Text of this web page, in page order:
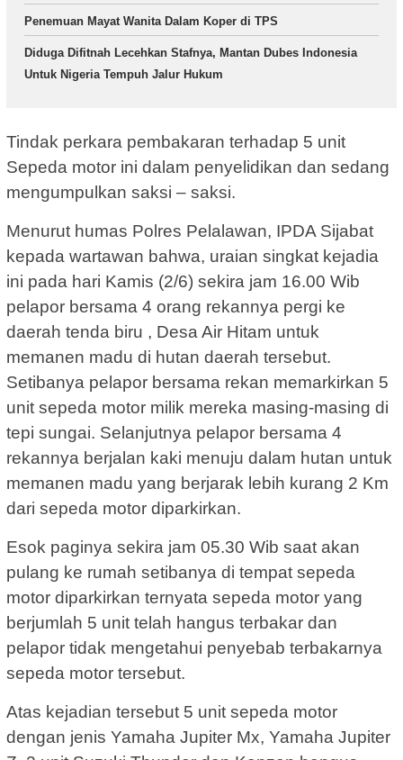
Penemuan Mayat Wanita Dalam Koper di TPS
Diduga Difitnah Lecehkan Stafnya, Mantan Dubes Indonesia
Untuk Nigeria Tempuh Jalur Hukum
Tindak perkara pembakaran terhadap 5 unit
Sepeda motor ini dalam penyelidikan dan sedang
mengumpulkan saksi – saksi.
Menurut humas Polres Pelalawan, IPDA Sijabat
kepada wartawan bahwa, uraian singkat kejadia
ini pada hari Kamis (2/6) sekira jam 16.00 Wib
pelapor bersama 4 orang rekannya pergi ke
daerah tenda biru , Desa Air Hitam untuk
memanen madu di hutan daerah tersebut.
Setibanya pelapor bersama rekan memarkirkan 5
unit sepeda motor milik mereka masing-masing di
tepi sungai. Selanjutnya pelapor bersama 4
rekannya berjalan kaki menuju dalam hutan untuk
memanen madu yang berjarak lebih kurang 2 Km
dari sepeda motor diparkirkan.
Esok paginya sekira jam 05.30 Wib saat akan
pulang ke rumah setibanya di tempat sepeda
motor diparkirkan ternyata sepeda motor yang
berjumlah 5 unit telah hangus terbakar dan
pelapor tidak mengetahui penyebab terbakarnya
sepeda motor tersebut.
Atas kejadian tersebut 5 unit sepeda motor
dengan jenis Yamaha Jupiter Mx, Yamaha Jupiter